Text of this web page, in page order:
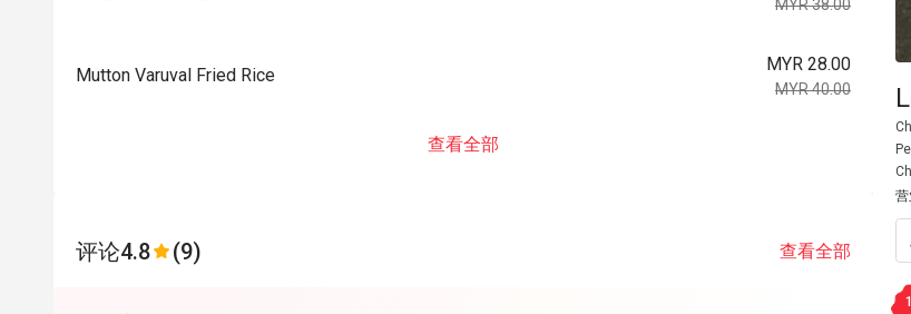
MYR 38.00
Mutton Varuval Fried Rice
MYR 28.00
MYR 40.00
查看全部
评论4.8 (9) 查看全部
营